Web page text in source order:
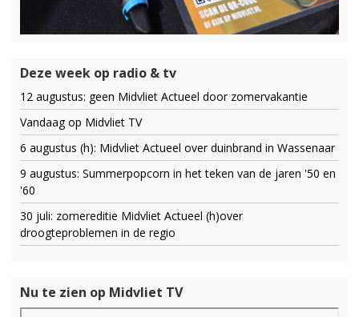
Deze week op radio & tv
12 augustus: geen Midvliet Actueel door zomervakantie
Vandaag op Midvliet TV
6 augustus (h): Midvliet Actueel over duinbrand in Wassenaar
9 augustus: Summerpopcorn in het teken van de jaren '50 en
'60
30 juli: zomereditie Midvliet Actueel (h)over
droogteproblemen in de regio
Nu te zien op Midvliet TV